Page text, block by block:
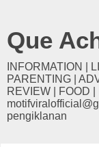
Que
INFORMATION |
PARENTING |
REVIEW | FOOD
pengiklanan